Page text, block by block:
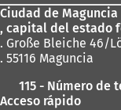
pies
Ciudad de Maguncia
, capital del estado
. Große Bleiche 46/
. 55116 Maguncia
115 - Número de
Acceso rápido